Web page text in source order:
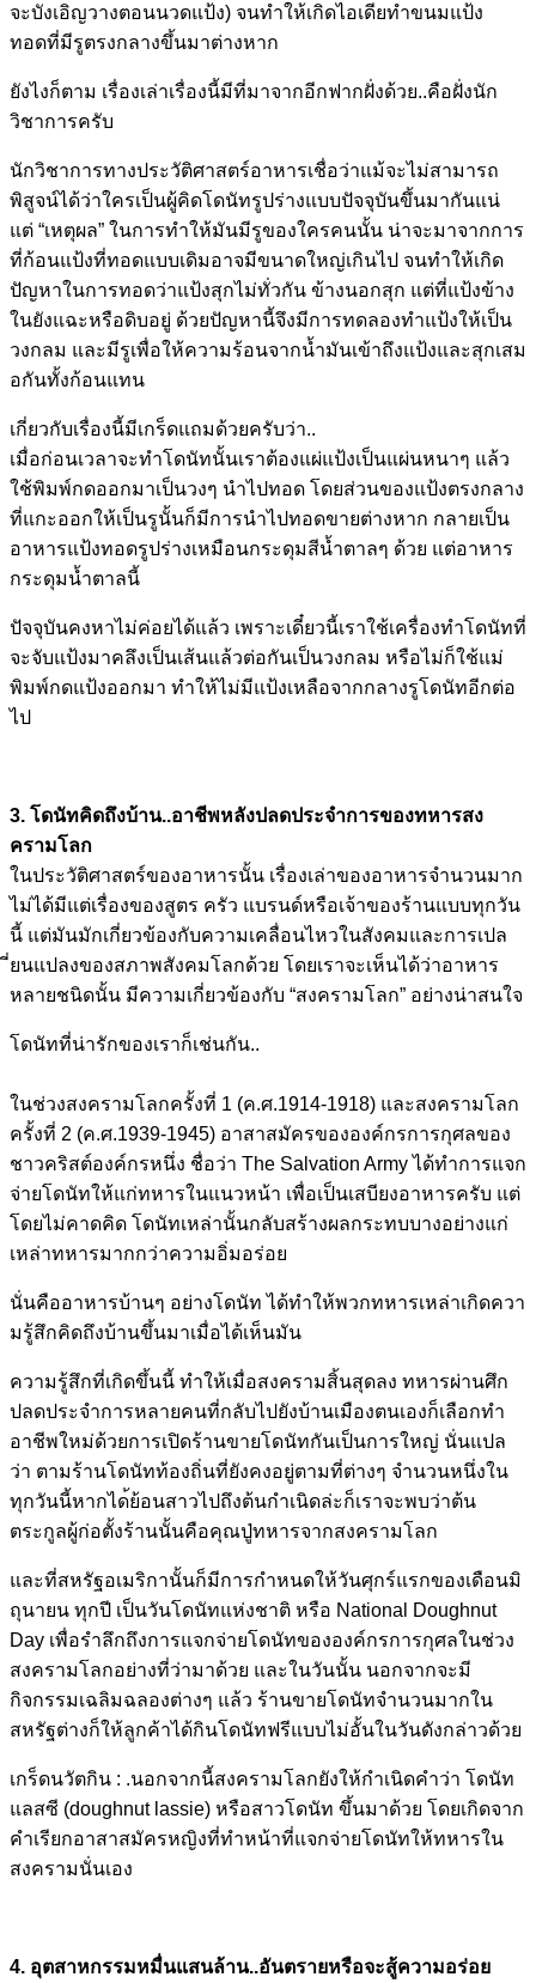
จะบังเอิญวางตอนนวดแป้ง) จนทำให้เกิดไอเดียทำขนมแป้ง
ทอดที่มีรูตรงกลางขึ้นมาต่างหาก
ยังไงก็ตาม เรื่องเล่าเรื่องนี้มีที่มาจากอีกฟากฝั่งด้วย..คือฝั่งนัก
วิชาการครับ
นักวิชาการทางประวัติศาสตร์อาหารเชื่อว่าแม้จะไม่สามารถ
พิสูจน์ได้ว่าใครเป็นผู้คิดโดนัทรูปร่างแบบปัจจุบันขึ้นมากันแน่
แต่ “เหตุผล” ในการทำให้มันมีรูของใครคนนั้น น่าจะมาจากการ
ที่ก้อนแป้งที่ทอดแบบเดิมอาจมีขนาดใหญ่เกินไป จนทำให้เกิด
ปัญหาในการทอดว่าแป้งสุกไม่ทั่วกัน ข้างนอกสุก แต่ที่แป้งข้าง
ในยังแฉะหรือดิบอยู่ ด้วยปัญหานี้จึงมีการทดลองทำแป้งให้เป็น
วงกลม และมีรูเพื่อให้ความร้อนจากน้ำมันเข้าถึงแป้งและสุกเสม
อกันทั้งก้อนแทน
เกี่ยวกับเรื่องนี้มีเกร็ดแถมด้วยครับว่า..
เมื่อก่อนเวลาจะทำโดนัทนั้นเราต้องแผ่แป้งเป็นแผ่นหนาๆ แล้ว
ใช้พิมพ์กดออกมาเป็นวงๆ นำไปทอด โดยส่วนของแป้งตรงกลาง
ที่แกะออกให้เป็นรูนั้นก็มีการนำไปทอดขายต่างหาก กลายเป็น
อาหารแป้งทอดรูปร่างเหมือนกระดุมสีน้ำตาลๆ ด้วย แต่อาหาร
กระดุมน้ำตาลนี้
ปัจจุบันคงหาไม่ค่อยได้แล้ว เพราะเดี๋ยวนี้เราใช้เครื่องทำโดนัทที่
จะจับแป้งมาคลึงเป็นเส้นแล้วต่อกันเป็นวงกลม หรือไม่ก็ใช้แม่
พิมพ์กดแป้งออกมา ทำให้ไม่มีแป้งเหลือจากกลางรูโดนัทอีกต่อ
ไป
3. โดนัทคิดถึงบ้าน..อาชีพหลังปลดประจำการของทหารสง
ครามโลก
ในประวัติศาสตร์ของอาหารนั้น เรื่องเล่าของอาหารจำนวนมาก
ไม่ได้มีแต่เรื่องของสูตร ครัว แบรนด์หรือเจ้าของร้านแบบทุกวัน
นี้ แต่มันมักเกี่ยวข้องกับความเคลื่อนไหวในสังคมและการเปล
ี่ยนแปลงของสภาพสังคมโลกด้วย โดยเราจะเห็นได้ว่าอาหาร
หลายชนิดนั้น มีความเกี่ยวข้องกับ “สงครามโลก” อย่างน่าสนใจ
โดนัทที่น่ารักของเราก็เช่นกัน..
ในช่วงสงครามโลกครั้งที่ 1 (ค.ศ.1914-1918) และสงครามโลก
ครั้งที่ 2 (ค.ศ.1939-1945) อาสาสมัครขององค์กรการกุศลของ
ชาวคริสต์องค์กรหนึ่ง ชื่อว่า The Salvation Army ได้ทำการแจก
จ่ายโดนัทให้แก่ทหารในแนวหน้า เพื่อเป็นเสบียงอาหารครับ แต่
โดยไม่คาดคิด โดนัทเหล่านั้นกลับสร้างผลกระทบบางอย่างแก่
เหล่าทหารมากกว่าความอิ่มอร่อย
นั่นคืออาหารบ้านๆ อย่างโดนัท ได้ทำให้พวกทหารเหล่าเกิดควา
มรู้สึกคิดถึงบ้านขึ้นมาเมื่อได้เห็นมัน
ความรู้สึกที่เกิดขึ้นนี้ ทำให้เมื่อสงครามสิ้นสุดลง ทหารผ่านศึก
ปลดประจำการหลายคนที่กลับไปยังบ้านเมืองตนเองก็เลือกทำ
อาชีพใหม่ด้วยการเปิดร้านขายโดนัทกันเป็นการใหญ่ นั่นแปล
ว่า ตามร้านโดนัทท้องถิ่นที่ยังคงอยู่ตามที่ต่างๆ จำนวนหนึ่งใน
ทุกวันนี้หากได้ย้อนสาวไปถึงต้นกำเนิดล่ะก็เราจะพบว่าต้น
ตระกูลผู้ก่อตั้งร้านนั้นคือคุณปู่ทหารจากสงครามโลก
และที่สหรัฐอเมริกานั้นก็มีการกำหนดให้วันศุกร์แรกของเดือนมิ
ถุนายน ทุกปี เป็นวันโดนัทแห่งชาติ หรือ National Doughnut
Day เพื่อรำลึกถึงการแจกจ่ายโดนัทขององค์กรการกุศลในช่วง
สงครามโลกอย่างที่ว่ามาด้วย และในวันนั้น นอกจากจะมี
กิจกรรมเฉลิมฉลองต่างๆ แล้ว ร้านขายโดนัทจำนวนมากใน
สหรัฐต่างก็ให้ลูกค้าได้กินโดนัทฟรีแบบไม่อั้นในวันดังกล่าวด้วย
เกร็ดนวัตกิน : .นอกจากนี้สงครามโลกยังให้กำเนิดคำว่า โดนัท
แลสซี (doughnut lassie) หรือสาวโดนัท ขึ้นมาด้วย โดยเกิดจาก
คำเรียกอาสาสมัครหญิงที่ทำหน้าที่แจกจ่ายโดนัทให้ทหารใน
สงครามนั่นเอง
4. อุตสาหกรรมหมื่นแสนล้าน..อันตรายหรือจะสู้ความอร่อย